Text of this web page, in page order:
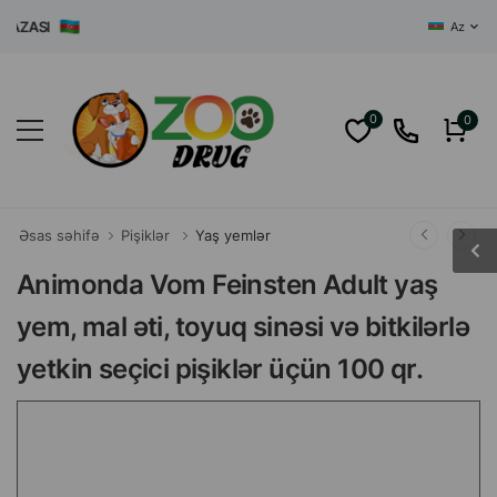
Az
0 0
Əsas səhifə Pişiklər Yaş yemlər
Animonda Vom Feinsten Adult yaş
yem, mal əti, toyuq sinəsi və bitkilərlə
yetkin seçici pişiklər üçün 100 qr.